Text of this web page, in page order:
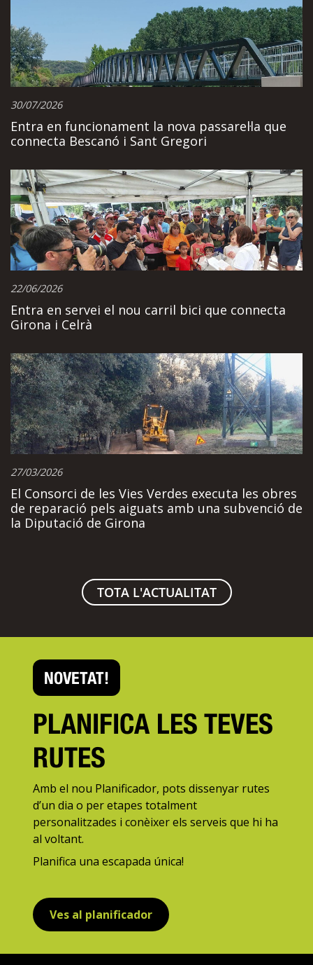
30/07/2026
Entra en funcionament la nova passarel·la que
connecta Bescanó i Sant Gregori
22/06/2026
Entra en servei el nou carril bici que connecta
Girona i Celrà
27/03/2026
El Consorci de les Vies Verdes executa les obres
de reparació pels aiguats amb una subvenció de
la Diputació de Girona
TOTA L'ACTUALITAT
NOVETAT!
PLANIFICA LES TEVES
RUTES
Amb el nou Planificador, pots dissenyar rutes
d’un dia o per etapes totalment
personalitzades i conèixer els serveis que hi ha
al voltant.
Planifica una escapada única!
Ves al planificador